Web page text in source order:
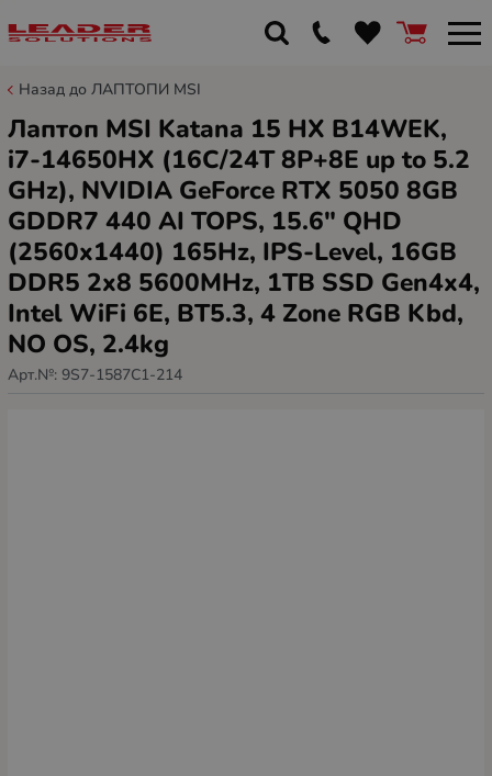
Назад до ЛАПТОПИ MSI
Лаптоп MSI Katana 15 HX B14WEK,
i7-14650HX (16C/24T 8P+8E up to 5.2
GHz), NVIDIA GeForce RTX 5050 8GB
GDDR7 440 AI TOPS, 15.6" QHD
(2560x1440) 165Hz, IPS-Level, 16GB
DDR5 2x8 5600MHz, 1TB SSD Gen4x4,
Intel WiFi 6E, BT5.3, 4 Zone RGB Kbd,
NO OS, 2.4kg
Арт.№: 9S7-1587C1-214